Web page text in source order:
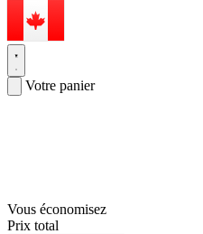
Votre panier
Vous économisez
Prix total